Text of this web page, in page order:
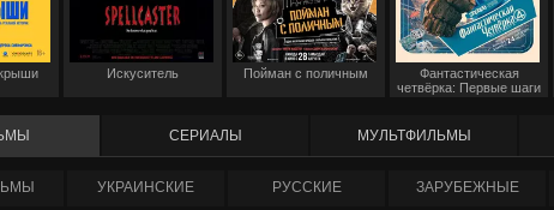
Искуситель Пойман с поличным
Фантастическая
четвёрка: Первые шаги
СЕРИАЛЫ МУЛЬТФИЛЬМЫ
УКРАИНCКИЕ РУССКИЕ ЗАРУБЕЖНЫЕ